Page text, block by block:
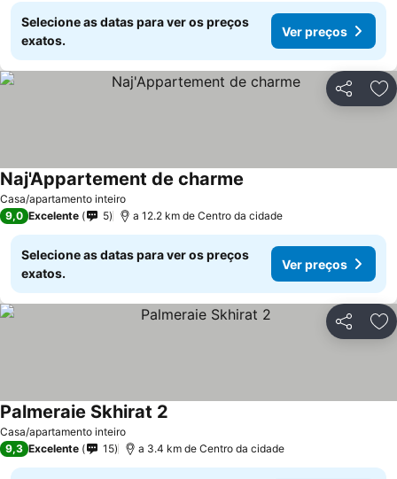
Selecione as datas para ver os preços
exatos.
Ver preços
Partilhar
Casa/apartamento inteiro
Naj'Appartement de charme
9,0 Excelente 5 a 12.2 km de Centro da cidade
Selecione as datas para ver os preços
exatos.
Ver preços
Partilhar
Casa/apartamento inteiro
Palmeraie Skhirat 2
9,3 Excelente 15 a 3.4 km de Centro da cidade